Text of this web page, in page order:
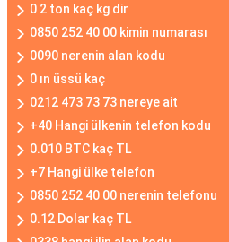
0 2 ton kaç kg dir
0850 252 40 00 kimin numarası
0090 nerenin alan kodu
0 ın üssü kaç
0212 473 73 73 nereye ait
+40 Hangi ülkenin telefon kodu
0.010 BTC kaç TL
+7 Hangi ülke telefon
0850 252 40 00 nerenin telefonu
0.12 Dolar kaç TL